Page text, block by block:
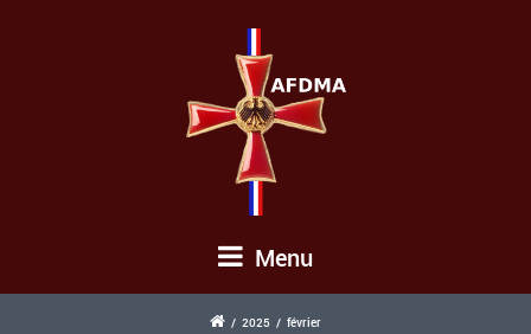
Menu
/ 2025 / février